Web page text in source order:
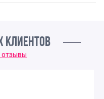
отзывы